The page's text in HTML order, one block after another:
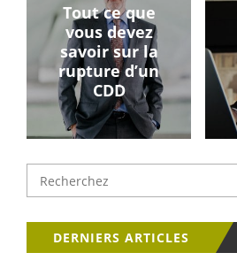
Tout ce que
vous devez
savoir sur la
rupture d’un
CDD
DERNIERS ARTICLES